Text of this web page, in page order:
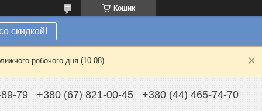
Кошик
скидкой!
робочого дня (10.08).
79 +380 (67) 821-00-45 +380 (44) 465-74-70